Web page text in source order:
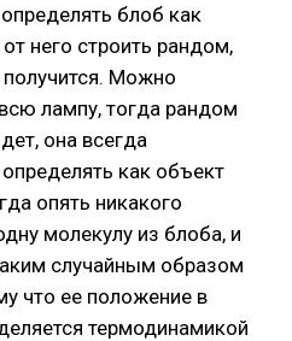
блоб как
него строить рандом,
Можно
лампу, тогда рандом
она всегда
как объект
опять никакого
молекулу из блоба, и
случайным образом
что ее положение в
термодинамикой